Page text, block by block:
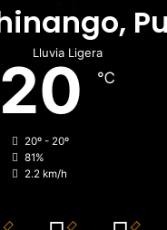
Lluvia Ligera
20 ℃
20º - 20º
81%
2.2 km/h